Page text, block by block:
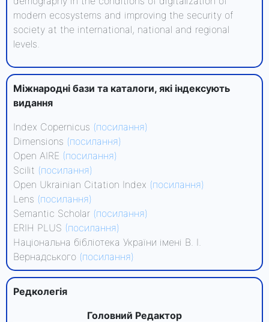
modern ecosystems and improving the security of
society at the international, national and regional
levels.
Міжнародні бази та каталоги, які індексують
видання
Index Copernicus (посилання)
Dimensions (посилання)
Open AIRE (посилання)
Scilit (посилання)
Open Ukrainian Citation Index (посилання)
Lens (посилання)
Semantic Scholar (посилання)
ERIH PLUS (посилання)
Національна бібліотека України імені В. І.
Вернадського (посилання)
Редколегiя
Головний Редактор